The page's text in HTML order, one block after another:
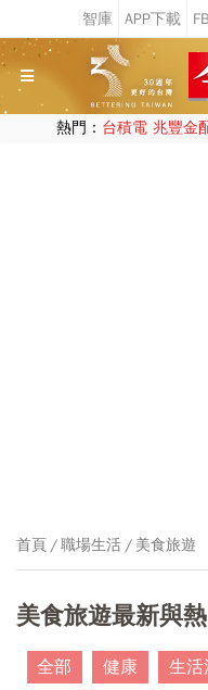
熱門： 台積電 兆豐金
首頁 職場生活 美食旅遊
美食旅遊最新與
全部 健康 生活